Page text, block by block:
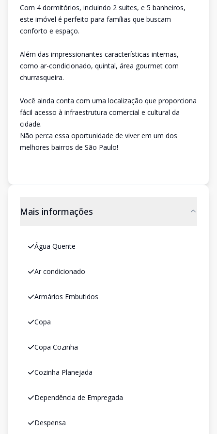
Com 4 dormitórios, incluindo 2 suítes, e 5 banheiros,
este imóvel é perfeito para famílias que buscam
conforto e espaço.
Além das impressionantes características internas,
como ar-condicionado, quintal, área gourmet com
churrasqueira.
Você ainda conta com uma localização que proporciona
fácil acesso à infraestrutura comercial e cultural da
cidade.
Não perca essa oportunidade de viver em um dos
melhores bairros de São Paulo!
Mais informações
Água Quente
Ar condicionado
Armários Embutidos
Copa
Copa Cozinha
Cozinha Planejada
Dependência de Empregada
Despensa